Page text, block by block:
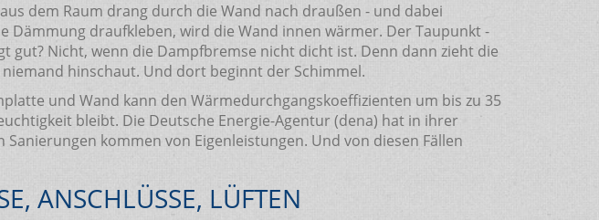
dem Raum drang durch die Wand nach draußen - und dabei
Dämmung draufkleben, wird die Wand innen wärmer. Der Taupunkt -
gut? Nicht, wenn die Dampfbremse nicht dicht ist. Denn dann zieht die
hinschaut. Und dort beginnt der Schimmel.
und Wand kann den Wärmedurchgangskoeffizienten um bis zu 35
bleibt. Die Deutsche Energie-Agentur (dena) hat in ihrer
kommen von Eigenleistungen. Und von diesen Fällen
ANSCHLÜSSE, LÜFTEN